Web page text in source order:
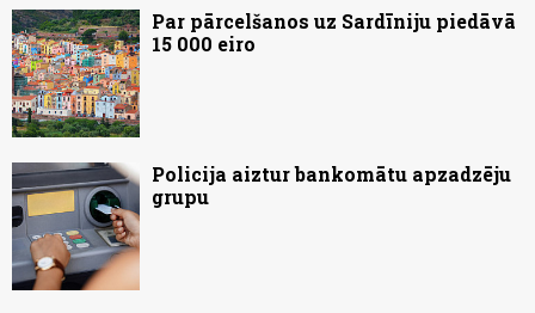
Par pārcelšanos uz Sardīniju piedāvā
15 000 eiro
Policija aiztur bankomātu apzadzēju
grupu